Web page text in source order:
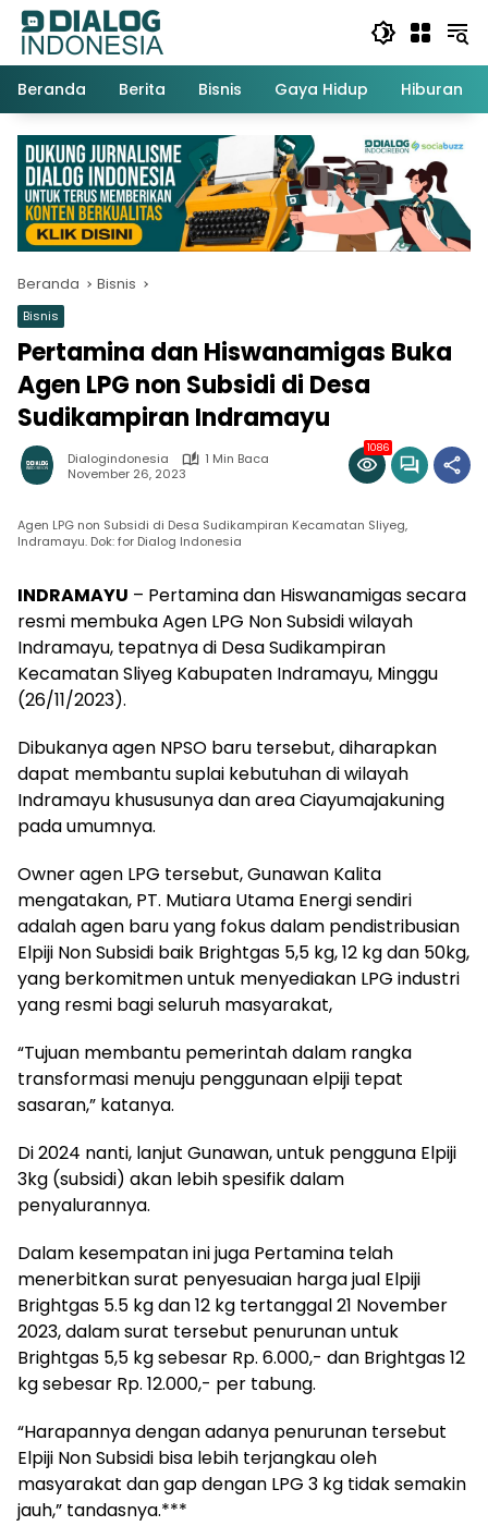
Langsung
konten
Beranda
Berita Bisnis Gaya Hidup Hiburan
Beranda Bisnis
Bisnis
Pertamina dan Hiswanamigas Buka
Agen LPG non Subsidi di Desa
Sudikampiran Indramayu
Dialogindonesia
1 Min Baca
November 26, 2023
1086
Agen LPG non Subsidi di Desa Sudikampiran Kecamatan Sliyeg,
Indramayu. Dok: for Dialog Indonesia
INDRAMAYU – Pertamina dan Hiswanamigas secara
resmi membuka Agen LPG Non Subsidi wilayah
Indramayu, tepatnya di Desa Sudikampiran
Kecamatan Sliyeg Kabupaten Indramayu, Minggu
(26/11/2023).
Dibukanya agen NPSO baru tersebut, diharapkan
dapat membantu suplai kebutuhan di wilayah
Indramayu khususunya dan area Ciayumajakuning
pada umumnya.
Owner agen LPG tersebut, Gunawan Kalita
mengatakan, PT. Mutiara Utama Energi sendiri
adalah agen baru yang fokus dalam pendistribusian
Elpiji Non Subsidi baik Brightgas 5,5 kg, 12 kg dan 50kg,
yang berkomitmen untuk menyediakan LPG industri
yang resmi bagi seluruh masyarakat,
“Tujuan membantu pemerintah dalam rangka
transformasi menuju penggunaan elpiji tepat
sasaran,” katanya.
Di 2024 nanti, lanjut Gunawan, untuk pengguna Elpiji
3kg (subsidi) akan lebih spesifik dalam
penyalurannya.
Dalam kesempatan ini juga Pertamina telah
menerbitkan surat penyesuaian harga jual Elpiji
Brightgas 5.5 kg dan 12 kg tertanggal 21 November
2023, dalam surat tersebut penurunan untuk
Brightgas 5,5 kg sebesar Rp. 6.000,- dan Brightgas 12
kg sebesar Rp. 12.000,- per tabung.
“Harapannya dengan adanya penurunan tersebut
Elpiji Non Subsidi bisa lebih terjangkau oleh
masyarakat dan gap dengan LPG 3 kg tidak semakin
jauh,” tandasnya.***